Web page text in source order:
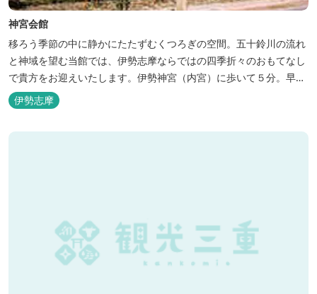
神宮会館
移ろう季節の中に静かにたたずむくつろぎの空間。五十鈴川の流れ
と神域を望む当館では、伊勢志摩ならではの四季折々のおもてなし
で貴方をお迎えいたします。伊勢神宮（内宮）に歩いて５分。早朝
参拝を体験できます。
伊勢志摩